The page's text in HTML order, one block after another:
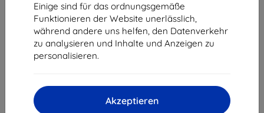
Einige sind für das ordnungsgemäße
Funktionieren der Website unerlässlich,
während andere uns helfen, den Datenverkehr
zu analysieren und Inhalte und Anzeigen zu
personalisieren.
Akzeptieren
Schutzfolie 3MK Foil ARC 3D Fullscreen Samsung
G928 S6 Edge+front, back, sides
Geeignet für: Samsung Galaxy S6 Edge+
16,90 €
15,21 €